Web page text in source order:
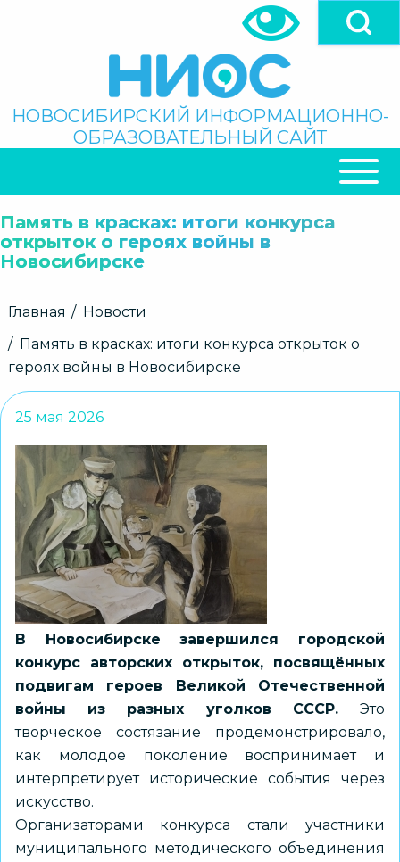
Поиск
НОВОСИБИРСКИЙ ИНФОРМАЦИОННО-
ОБРАЗОВАТЕЛЬНЫЙ САЙТ
НАВИГАЦИЯ
Память в красках: итоги конкурса
открыток о героях войны в
Новосибирске
Строка
Главная
Новости
Память в красках: итоги конкурса открыток о
героях войны в Новосибирске
25 мая 2026
В Новосибирске завершился городской
конкурс авторских открыток, посвящённых
подвигам героев Великой Отечественной
войны из разных уголков СССР. Это
творческое состязание продемонстрировало,
как молодое поколение воспринимает и
интерпретирует исторические события через
искусство.
Организаторами конкурса стали участники
муниципального методического объединения